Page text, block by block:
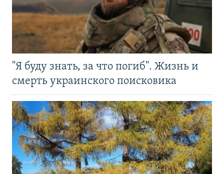
"Я буду знать, за что погиб". Жизнь и
смерть украинского поисковика